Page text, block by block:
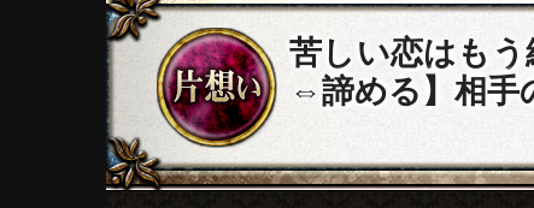
苦しい恋はも
⇔諦める】相手